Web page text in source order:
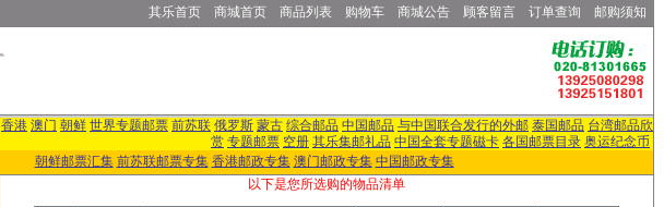
其乐首页 商城首页 商品列表 购物车 商城公告 顾客留言 订单查询 邮购须知
香港 澳门 朝鲜 世界专题邮票 前苏联 俄罗斯 蒙古 综合邮品 中国邮品 与中国联合发行的外邮 泰国邮品 台湾邮品欣
赏 专题邮票 空册 其乐集邮礼品 中国全套专题磁卡 各国邮票目录 奥运纪念币
朝鲜邮票汇集 前苏联邮票专集 香港邮政专集 澳门邮政专集 中国邮政专集
以下是您所选购的物品清单